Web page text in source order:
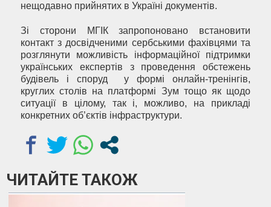
нещодавно прийнятих в Україні документів.
Зі сторони МГІК запропоновано встановити
контакт з досвідченими сербськими фахівцями та
розглянути можливість інформаційної підтримки
українських експертів з проведення обстежень
будівель і споруд у формі онлайн-тренінгів,
круглих столів на платформі Зум тощо як щодо
ситуації в цілому, так і, можливо, на прикладі
конкретних об’єктів інфраструктури.
ЧИТАЙТЕ ТАКОЖ